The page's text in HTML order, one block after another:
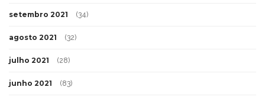
setembro 2021 (34)
agosto 2021 (32)
julho 2021 (28)
junho 2021 (83)